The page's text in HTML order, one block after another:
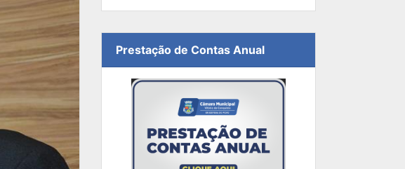
Prestação de Contas Anual